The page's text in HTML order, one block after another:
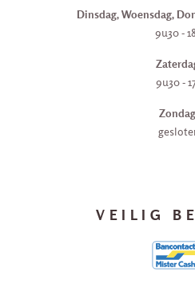
Dinsdag, Woensdag,
9u30 -
9u30 -
VEILIG